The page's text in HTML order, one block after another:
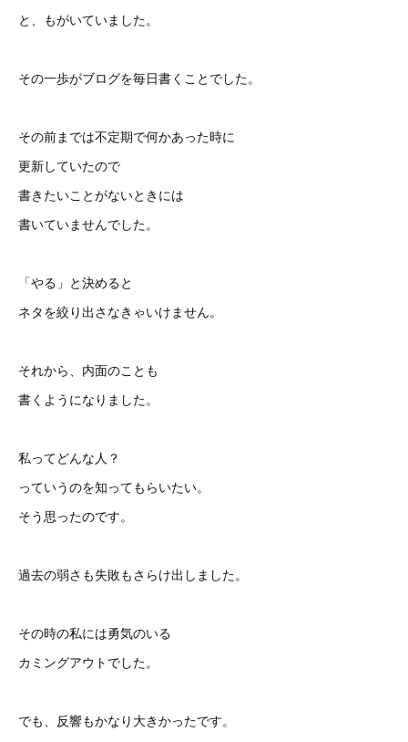
と、もがいていました。
その一歩がブログを毎日書くことでした。
その前までは不定期で何かあった時に
更新していたので
書きたいことがないときには
書いていませんでした。
「やる」と決めると
ネタを絞り出さなきゃいけません。
それから、内面のことも
書くようになりました。
私ってどんな人？
っていうのを知ってもらいたい。
そう思ったのです。
過去の弱さも失敗もさらけ出しました。
その時の私には勇気のいる
カミングアウトでした。
でも、反響もかなり大きかったです。